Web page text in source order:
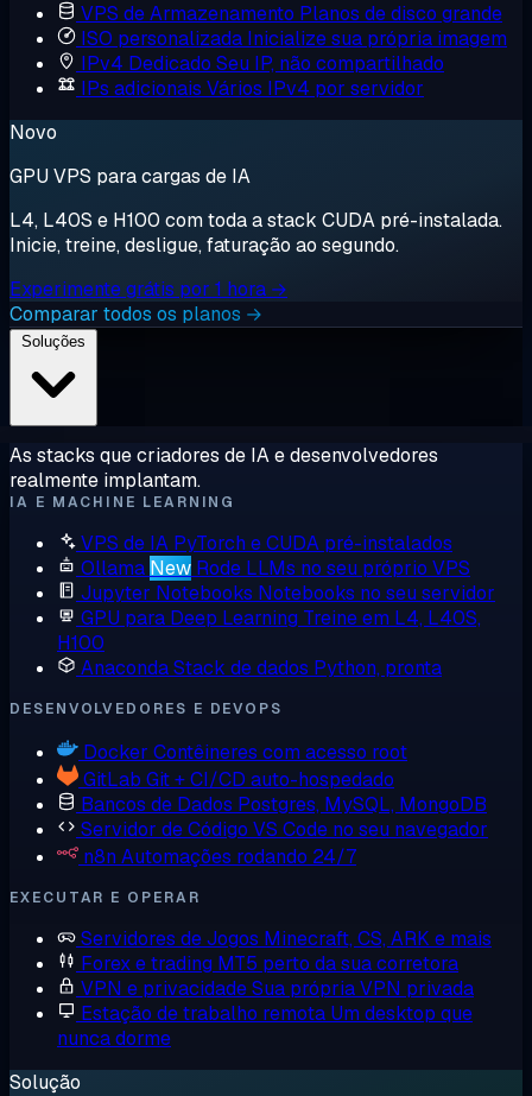
VPS de Armazenamento Planos de disco grande
ISO personalizada Inicialize sua própria imagem
IPv4 Dedicado Seu IP, não compartilhado
IPs adicionais Vários IPv4 por servidor
Novo
GPU VPS para cargas de IA
L4, L40S e H100 com toda a stack CUDA pré-instalada.
Inicie, treine, desligue, faturação ao segundo.
Experimente grátis por 1 hora →
Comparar todos os planos →
As stacks que criadores de IA e desenvolvedores
realmente implantam.
IA E MACHINE LEARNING
VPS de IA PyTorch e CUDA pré-instalados
Ollama New Rode LLMs no seu próprio VPS
Jupyter Notebooks Notebooks no seu servidor
GPU para Deep Learning Treine em L4, L40S,
H100
AnacondaStack de dados Python, pronta
DESENVOLVEDORES E DEVOPS
Docker Contêineres com acesso root
GitLab Git + CI/CD auto-hospedado
Bancos de Dados Postgres, MySQL, MongoDB
Servidor de Código VS Code no seu navegador
n8n Automações rodando 24/7
EXECUTAR E OPERAR
Servidores de Jogos Minecraft, CS, ARK e mais
Forex e trading MT5 perto da sua corretora
VPN e privacidadeSua própria VPN privada
Estação de trabalho remota Um desktop que
nunca dorme
Solução